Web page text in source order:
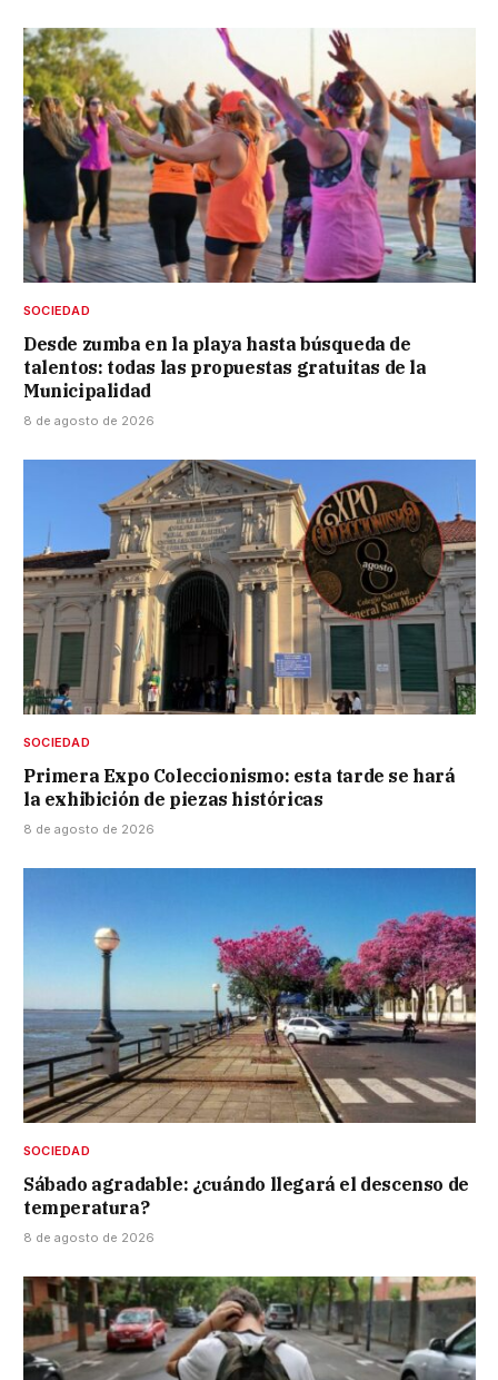
SOCIEDAD
Desde zumba en la playa hasta búsqueda de
talentos: todas las propuestas gratuitas de la
Municipalidad
8 de agosto de 2026
SOCIEDAD
Primera Expo Coleccionismo: esta tarde se hará
la exhibición de piezas históricas
8 de agosto de 2026
SOCIEDAD
Sábado agradable: ¿cuándo llegará el descenso de
temperatura?
8 de agosto de 2026